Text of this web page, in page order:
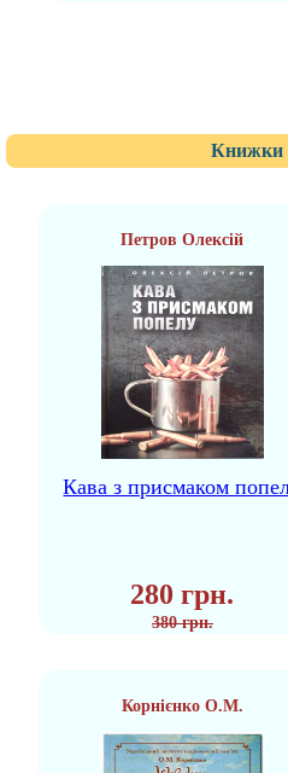
Книжки
Петров Олексій
Кава з присмаком
280 грн.
380 грн.
Корнієнко О.М.